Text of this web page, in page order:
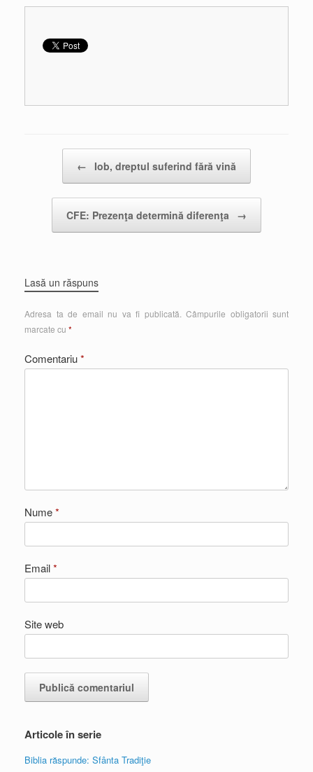
← Iob, dreptul suferind fără vină
CFE: Prezenţa determină diferenţa →
Lasă un răspuns
Adresa ta de email nu va fi publicată. Câmpurile obligatorii sunt
marcate cu *
Comentariu*
Nume*
Email*
Site web
Articole în serie
Biblia răspunde: Sfânta Tradiţie